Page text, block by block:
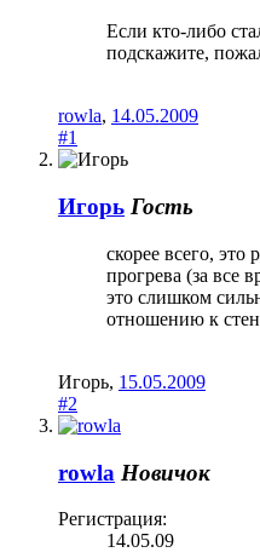
Если кто-либо
подскажите,
rowla, 14.05.2009
#1
Игорь Гость
скорее всего, это
прогрева (за все
это слишком
отношению к
Игорь, 15.05.2009
#2
rowla Новичок
Регистрация:
14.05.09